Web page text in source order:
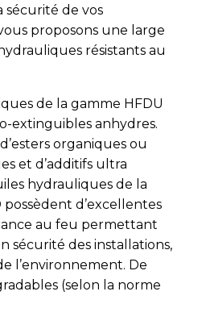
sécurité de vos
proposons une large
résistants au
de la gamme HFDU
extinguibles anhydres.
organiques ou
et d’additifs ultra
hydrauliques de la
possèdent d’excellentes
au feu permettant
sécurité des installations,
l’environnement. De
(selon la norme